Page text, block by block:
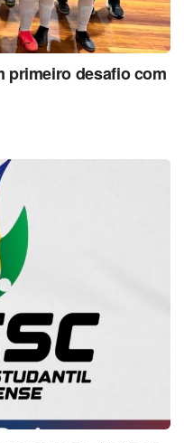
primeiro desafio com